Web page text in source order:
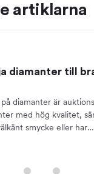
artiklarna
diamanter till
diamanter är
med hög kvalitet,
smycke eller har